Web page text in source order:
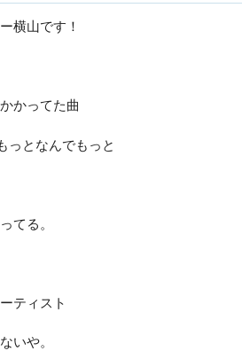
横山です！
かってた曲
っとなんでもっと
てる。
ティスト
いや。